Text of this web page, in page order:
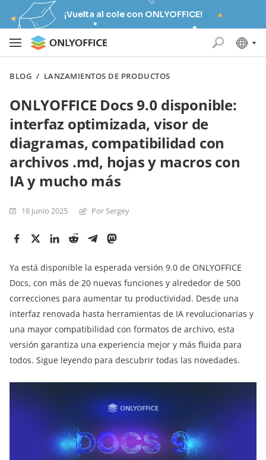
¡Vuelta al cole con ONLYOFFICE!
BLOG / LANZAMIENTOS DE PRODUCTOS
ONLYOFFICE Docs 9.0 disponible:
interfaz optimizada, visor de
diagramas, compatibilidad con
archivos .md, hojas y macros con
IA y mucho más
18 junio 2025 Por Sergey
Ya está disponible la esperada versión 9.0 de ONLYOFFICE
Docs, con más de 20 nuevas funciones y alrededor de 500
correcciones para aumentar tu productividad. Desde una
interfaz renovada hasta herramientas de IA revolucionarias y
una mayor compatibilidad con formatos de archivo, esta
versión garantiza una experiencia mejor y más fluida para
todos. Sigue leyendo para descubrir todas las novedades.